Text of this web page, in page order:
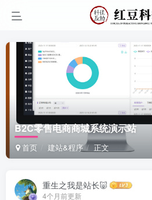
B2C零售电商商城系统演示站
首页 建站&程序 正文
重生之我是站长🐷
4个月前更新